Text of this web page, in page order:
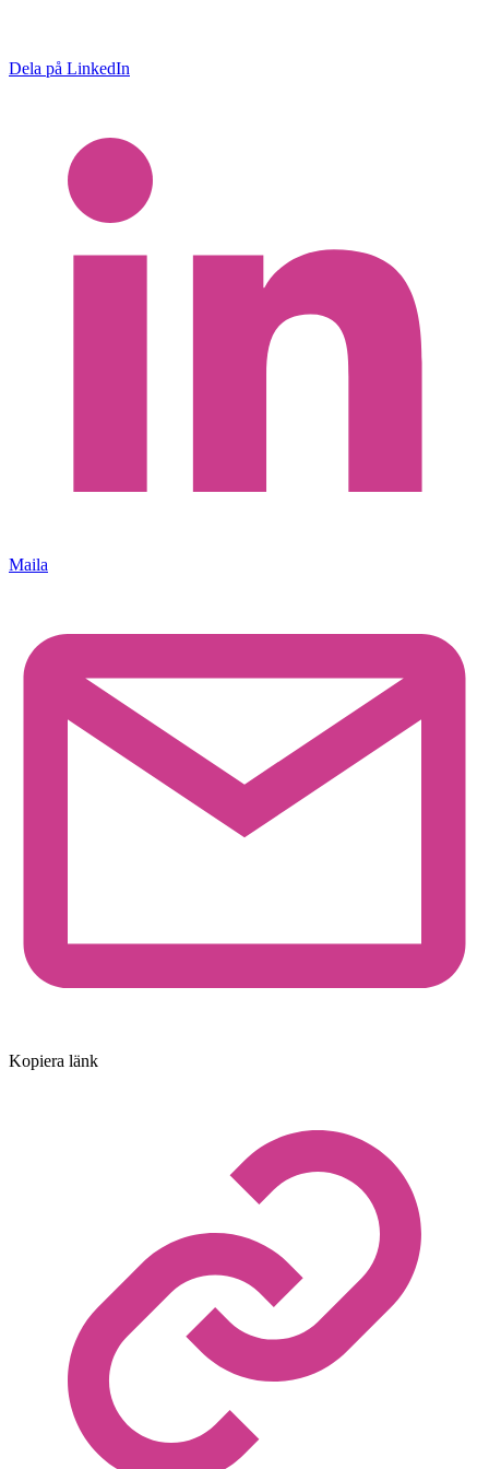
Dela på LinkedIn
Maila
Kopiera länk